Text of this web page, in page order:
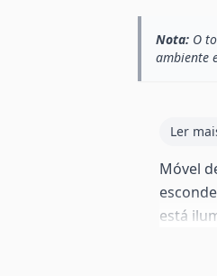
Nota: O
ambiente
Ler
Móvel
está